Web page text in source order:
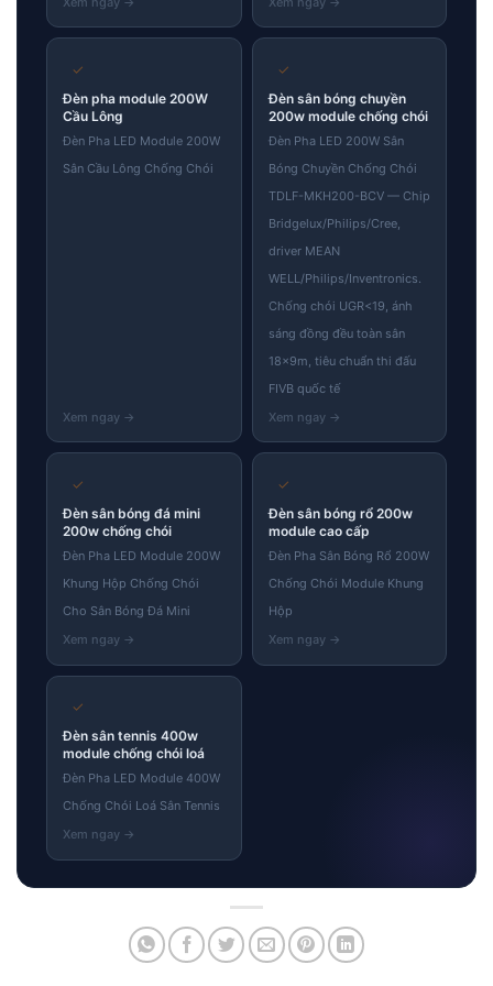
✓
Đèn pha module 200W
Cầu Lông
Đèn Pha LED Module 200W
Sân Cầu Lông Chống Chói
✓
Đèn sân bóng chuyền
200w module chống chói
Đèn Pha LED 200W Sân
Bóng Chuyền Chống Chói
TDLF-MKH200-BCV — Chip
Bridgelux/Philips/Cree,
driver MEAN
WELL/Philips/Inventronics.
Chống chói UGR<19, ánh
sáng đồng đều toàn sân
18×9m, tiêu chuẩn thi đấu
FIVB quốc tế
✓
Đèn sân bóng đá mini
200w chống chói
Đèn Pha LED Module 200W
Khung Hộp Chống Chói
Cho Sân Bóng Đá Mini
✓
Đèn sân bóng rổ 200w
module cao cấp
Đèn Pha Sân Bóng Rổ 200W
Chống Chói Module Khung
Hộp
✓
Đèn sân tennis 400w
module chống chói loá
Đèn Pha LED Module 400W
Chống Chói Loá Sân Tennis